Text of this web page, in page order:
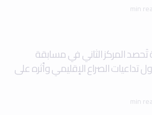
تَحصد المركز الثاني في مسابقة
الصراع الإقليمي وأثره على